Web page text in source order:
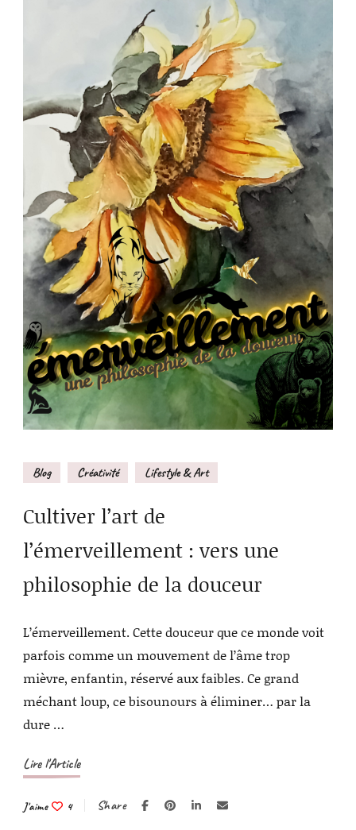
Blog Créativité Lifestyle & Art
Cultiver l’art de
l’émerveillement : vers une
philosophie de la douceur
L’émerveillement. Cette douceur que ce monde voit
parfois comme un mouvement de l’âme trop
mièvre, enfantin, réservé aux faibles. Ce grand
méchant loup, ce bisounours à éliminer… par la
dure …
Lire l'Article
J'aime 4 Share